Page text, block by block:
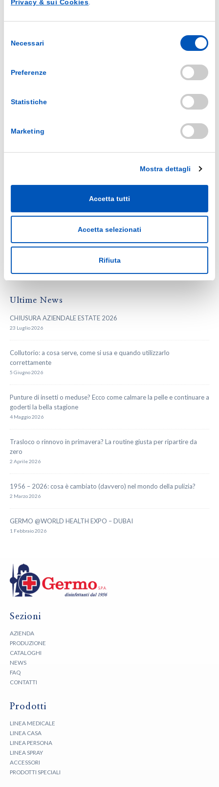
Privacy & sui Cookies.
delNecessari
Preferenze
Statistiche
Marketing
Mostra dettagli
Accetta tutti
Accetta selezionati
Rifiuta
Mostra messaggi correlati
Collutorio: a cosa serve, come si usa e quando
l’igiene orale quotidiana,...
leggi di più
Ultime News
CHIUSURA AZIENDALE ESTATE 2026
23 Luglio 2026
Collutorio: a cosa serve, come si usa e quando utilizzarlo
correttamente
5 Giugno 2026
Punture di insetti o meduse? Ecco come calmare la pelle e continuare a
goderti la bella stagione
4 Maggio 2026
Trasloco o rinnovo in primavera? La routine giusta per ripartire da
zero
2 Aprile 2026
1956 – 2026: cosa è cambiato (davvero) nel mondo della pulizia?
2 Marzo 2026
GERMO @WORLD HEALTH EXPO – DUBAI
1 Febbraio 2026
Sezioni
AZIENDA
PRODUZIONE
CATALOGHI
NEWS
FAQ
CONTATTI
Prodotti
LINEA MEDICALE
LINEA CASA
LINEA PERSONA
LINEA SPRAY
ACCESSORI
PRODOTTI SPECIALI